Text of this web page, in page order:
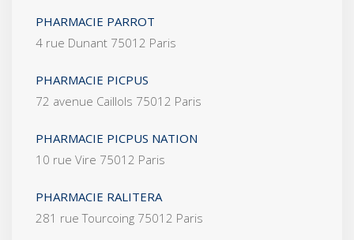
PHARMACIE PARROT
4 rue Dunant 75012 Paris
PHARMACIE PICPUS
72 avenue Caillols 75012 Paris
PHARMACIE PICPUS NATION
10 rue Vire 75012 Paris
PHARMACIE RALITERA
281 rue Tourcoing 75012 Paris